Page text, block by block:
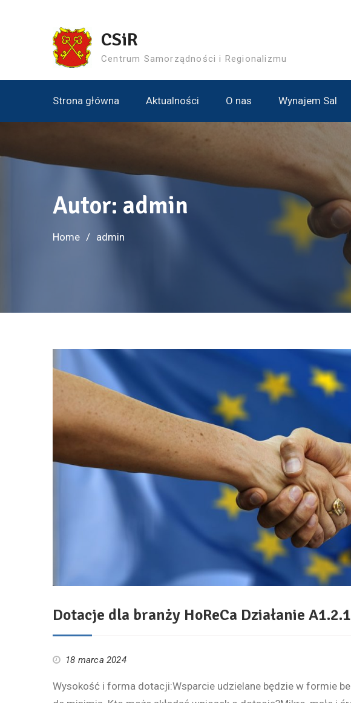
CSiR
Centrum Samorządności i Regionalizmu
Strona główna Aktualności O nas Wynajem Sal
Autor: admin
Home admin
Dotacje dla branży HoReCa Działanie
18 marca 2024
Wysokość i forma dotacji:Wsparcie udzielane będzie w formie